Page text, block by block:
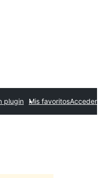
plugin Mis favoritosAcceder